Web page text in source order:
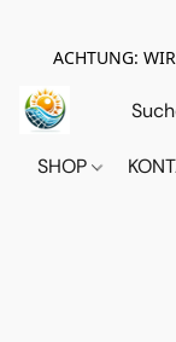
ACHTUNG:
SHOP